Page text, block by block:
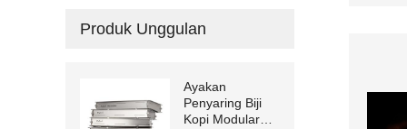
Produk Unggulan
Ayakan
Penyaring Biji
Kopi Modular